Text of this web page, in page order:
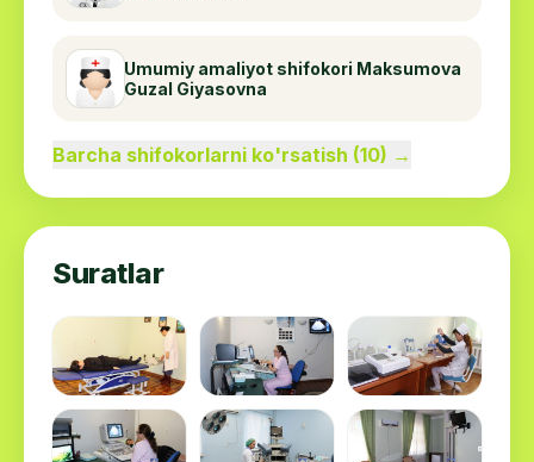
Umumiy amaliyot shifokori Maksumova
Guzal Giyasovna
Barcha shifokorlarni ko'rsatish (10) →
Suratlar